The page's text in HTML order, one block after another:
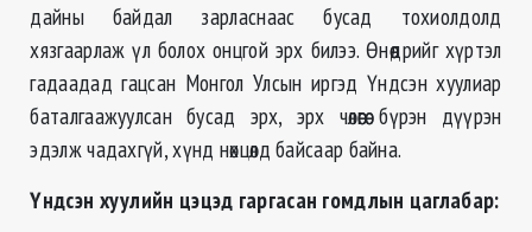
дайны байдал зарласнаас бусад тохиолдолд
хязгаарлаж үл болох онцгой эрх билээ. Өнөөдрийг хүртэл
гадаадад гацсан Монгол Улсын иргэд Үндсэн хуулиар
баталгаажуулсан бусад эрх, эрх чөлөөгөө бүрэн дүүрэн
эдэлж чадахгүй, хүнд нөхцөлд байсаар байна.
Үндсэн хуулийн цэцэд гаргасан гомдлын цаглабар: